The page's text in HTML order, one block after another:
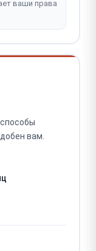
ваши права
вам.